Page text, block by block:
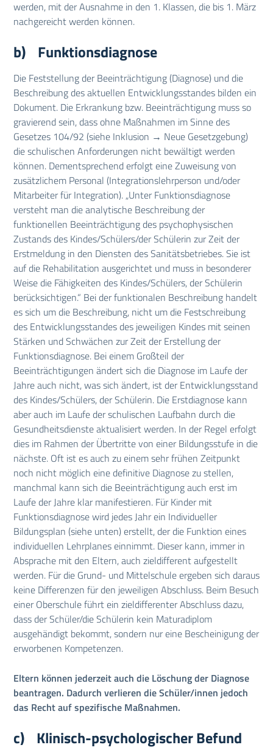
werden, mit der Ausnahme in den 1. Klassen, die bis 1. März
nachgereicht werden können.
b) Funktionsdiagnose
Die Feststellung der Beeinträchtigung (Diagnose) und die
Beschreibung des aktuellen Entwicklungsstandes bilden ein
Dokument. Die Erkrankung bzw. Beeinträchtigung muss so
gravierend sein, dass ohne Maßnahmen im Sinne des
Gesetzes 104/92 (siehe Inklusion → Neue Gesetzgebung)
die schulischen Anforderungen nicht bewältigt werden
können. Dementsprechend erfolgt eine Zuweisung von
zusätzlichem Personal (Integrationslehrperson und/oder
Mitarbeiter für Integration). „Unter Funktionsdiagnose
versteht man die analytische Beschreibung der
funktionellen Beeinträchtigung des psychophysischen
Zustands des Kindes/Schülers/der Schülerin zur Zeit der
Erstmeldung in den Diensten des Sanitätsbetriebes. Sie ist
auf die Rehabilitation ausgerichtet und muss in besonderer
Weise die Fähigkeiten des Kindes/Schülers, der Schülerin
berücksichtigen.“ Bei der funktionalen Beschreibung handelt
es sich um die Beschreibung, nicht um die Festschreibung
des Entwicklungsstandes des jeweiligen Kindes mit seinen
Stärken und Schwächen zur Zeit der Erstellung der
Funktionsdiagnose. Bei einem Großteil der
Beeinträchtigungen ändert sich die Diagnose im Laufe der
Jahre auch nicht, was sich ändert, ist der Entwicklungsstand
des Kindes/Schülers, der Schülerin. Die Erstdiagnose kann
aber auch im Laufe der schulischen Laufbahn durch die
Gesundheitsdienste aktualisiert werden. In der Regel erfolgt
dies im Rahmen der Übertritte von einer Bildungsstufe in die
nächste. Oft ist es auch zu einem sehr frühen Zeitpunkt
noch nicht möglich eine definitive Diagnose zu stellen,
manchmal kann sich die Beeinträchtigung auch erst im
Laufe der Jahre klar manifestieren. Für Kinder mit
Funktionsdiagnose wird jedes Jahr ein Individueller
Bildungsplan (siehe unten) erstellt, der die Funktion eines
individuellen Lehrplanes einnimmt. Dieser kann, immer in
Absprache mit den Eltern, auch zieldifferent aufgestellt
werden. Für die Grund- und Mittelschule ergeben sich daraus
keine Differenzen für den jeweiligen Abschluss. Beim Besuch
einer Oberschule führt ein zieldifferenter Abschluss dazu,
dass der Schüler/die Schülerin kein Maturadiplom
ausgehändigt bekommt, sondern nur eine Bescheinigung der
erworbenen Kompetenzen.
Eltern können jederzeit auch die Löschung der Diagnose
beantragen. Dadurch verlieren die Schüler/innen jedoch
das Recht auf spezifische Maßnahmen.
c) Klinisch-psychologischer Befund